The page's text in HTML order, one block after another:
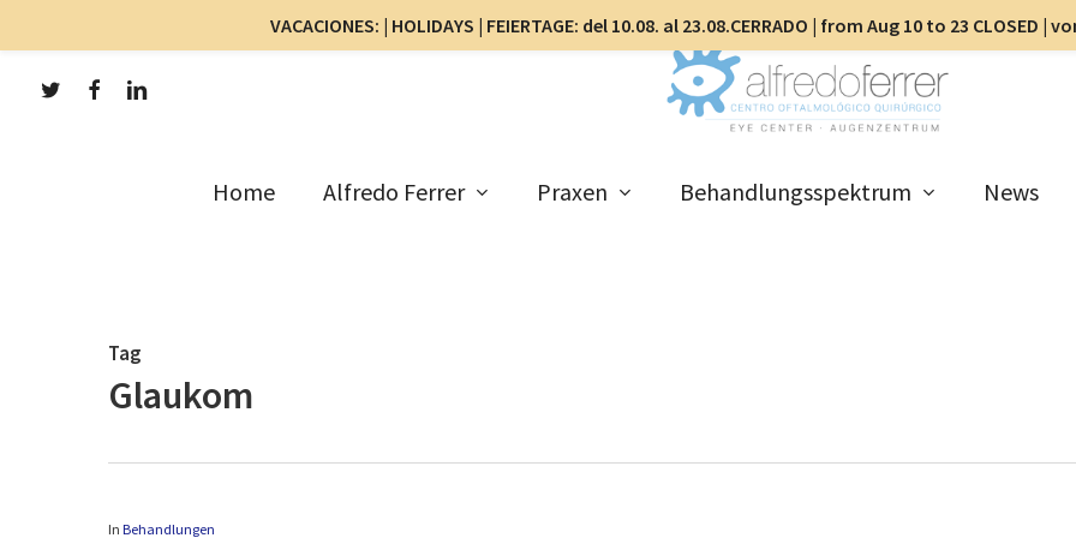
twitterfacebooklinkedin
Home Alfredo Ferrer Praxen Behandlungsspektrum News
Tag
Glaukom
In Behandlungen
VACACIONES: | HOLIDAYS | FEIERTAGE: del 10.08. al 23.08.CERRADO | from Aug 10 to 23 CLOSED |